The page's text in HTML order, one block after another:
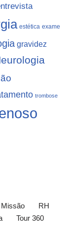
estética exame
gravidez
trombose
Missão
RH
Tour 360